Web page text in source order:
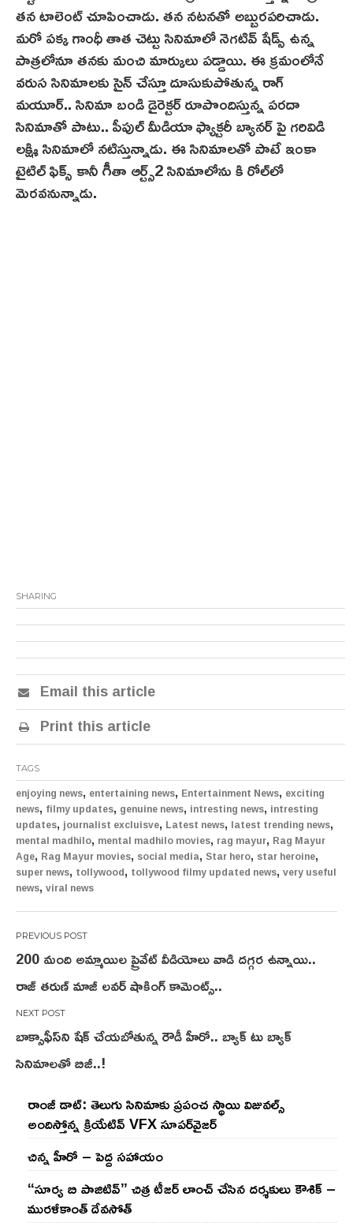
తన టాలెంట్‌ చూపించాడు. తన నటనతో అబ్బురపరిచాడు.
మరో పక్క గాంధీ తాత చెట్టు సినిమాలో నెగటివ్ షేడ్స్‌ ఉన్న
పాత్రలోనూ తనకు మంచి మార్కులు పడ్డాయి. ఈ క్రమంలోనే
వరుస సినిమాలకు సైన్ చేస్తూ దూసుకుపోతున్న రాగ్
మయూర్.. సినిమా బండి డైరెక్టర్ రూపొందిస్తున్న పరదా
సినిమాతో పాటు.. పీపుల్ మీడియా ఫ్యాక్టరీ బ్యానర్ పై గరివిడి
లక్ష్మి సినిమాలో నటిస్తున్నాడు. ఈ సినిమాలతో పాటే ఇంకా
టైటిల్ ఫిక్స్ కానీ గీతా ఆర్ట్స్2 సినిమాలోను కి రోల్‌లో
మెరవనున్నాడు.
SHARING
Email this article
Print this article
TAGS
enjoying news, entertaining news, Entertainment News, exciting
news, filmy updates, genuine news, intresting news, intresting
updates, journalist excluisve, Latest news, latest trending news,
mental madhilo, mental madhilo movies, rag mayur, Rag Mayur
Age, Rag Mayur movies, social media, Star hero, star heroine,
super news, tollywood, tollywood filmy updated news, very useful
news, viral news
Post
navigation
200 మంది అమ్మాయిల ప్రైవేట్ వీడియోలు వాడి దగ్గర ఉన్నాయి..
రాజ్ తరుణ్ మాజీ లవర్ షాకింగ్ కామెంట్స్..
బాక్సాఫీస్‌ని షేక్‌ చేయబోతున్న రౌడీ హీరో.. బ్యాక్ టు బ్యాక్
సినిమాలతో బిజీ..!
రాంజీ డాట్: తెలుగు సినిమాకు ప్రపంచ స్థాయి విజువల్స్
అందిస్తోన్న క్రియేటివ్ VFX సూపర్‌వైజర్
చిన్న హీరో – పెద్ద సహాయం
“సూర్య బి పాజిటివ్” చిత్ర టీజర్ లాంచ్ చేసిన‌ దర్శకులు కౌశిక్ –
మురళీకాంత్ దేవసోత్